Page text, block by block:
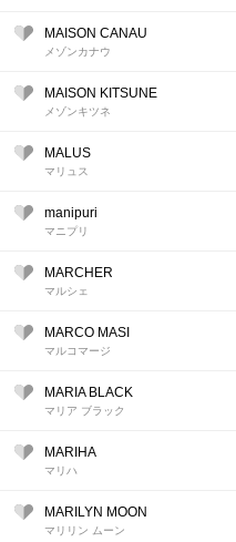
MAISON CANAU
メゾンカナウ
MAISON KITSUNE
メゾンキツネ
MALUS
マリュス
manipuri
マニプリ
MARCHER
マルシェ
MARCO MASI
マルコマージ
MARIA BLACK
マリア ブラック
MARIHA
マリハ
MARILYN MOON
マリリン ムーン